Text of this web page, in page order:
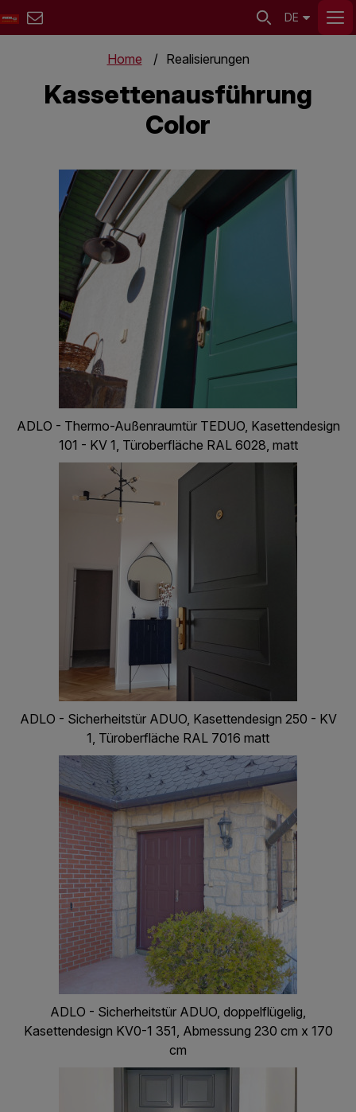
DE
Home Realisierungen
Kassettenausführung
Color
ADLO - Thermo-Außenraumtür TEDUO, Kasettendesign
101 - KV 1, Türoberfläche RAL 6028, matt
ADLO - Sicherheitstür ADUO, Kasettendesign 250 - KV
1, Türoberfläche RAL 7016 matt
ADLO - Sicherheitstür ADUO, doppelflügelig,
Kasettendesign KV0-1 351, Abmessung 230 cm x 170
cm